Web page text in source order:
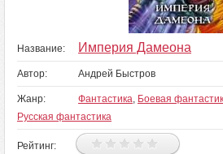
Название: Империя Дамеона
Автор: Андрей Быстров
Жанр: Фантастика, Боевая
Русская фантастика
Рейтинг: